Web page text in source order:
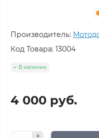
Производитель:
Код Товара: 13004
В наличии
4 000 руб.